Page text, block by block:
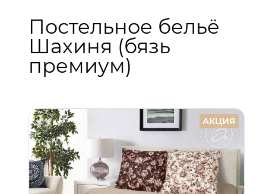
Постельное бельё
Шахиня (бязь
премиум)
АКЦИЯ